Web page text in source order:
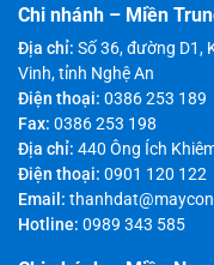
Chi nhánh – Miền
Địa chỉ: Số 36, đường D1,
Vinh, tỉnh Nghệ An
Điện thoại: 0386 253 189
Fax: 0386 253 198
Địa chỉ: 440 Ông Ích
Điện thoại: 0901 120 122
Email:
Hotline: 0989 343 585